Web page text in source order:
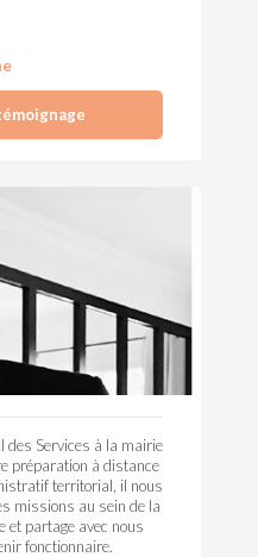
des Services à la mairie
préparation à distance
territorial, il nous
missions au sein de la
et partage avec nous
fonctionnaire.